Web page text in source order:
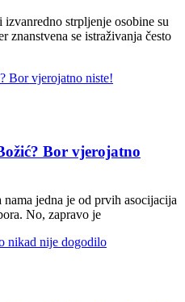
strpljenje osobine su
znanstvena se istraživanja često
Bor vjerojatno
jedna je od prvih asocijacija
No, zapravo je